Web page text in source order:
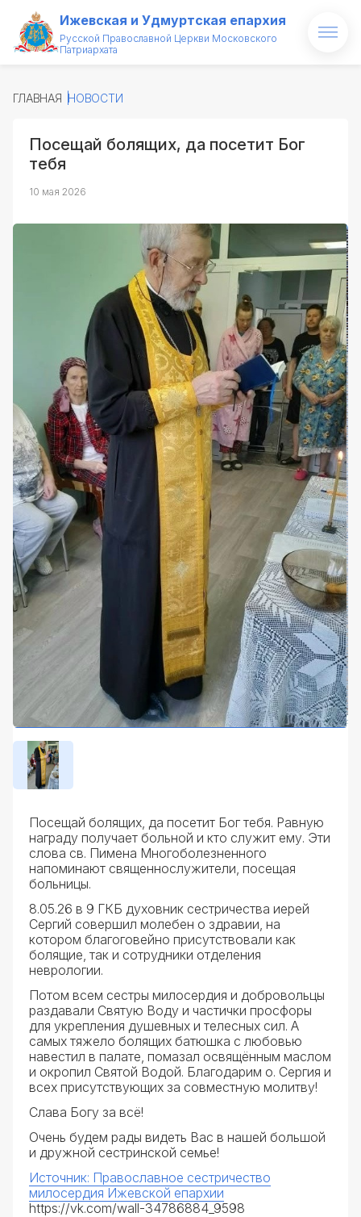
Ижевская и Удмуртская епархия
Русской Православной Церкви Московского
Патриархата
О епархии
Архипастырь
Святые и святыни
Контакты
ГЛАВНАЯ НОВОСТИ
Посещай болящих, да посетит Бог
тебя
10 мая 2026
Посещай болящих, да посетит Бог тебя. Равную
награду получает больной и кто служит ему. Эти
слова св. Пимена Многоболезненного
напоминают священнослужители, посещая
больницы.
8.05.26 в 9 ГКБ духовник сестричества иерей
Сергий совершил молебен о здравии, на
котором благоговейно присутствовали как
болящие, так и сотрудники отделения
неврологии.
Потом всем сестры милосердия и добровольцы
раздавали Святую Воду и частички просфоры
для укрепления душевных и телесных сил. А
самых тяжело болящих батюшка с любовью
навестил в палате, помазал освящённым маслом
и окропил Святой Водой. Благодарим о. Сергия и
всех присутствующих за совместную молитву!
Слава Богу за всё!
Очень будем рады видеть Вас в нашей большой
и дружной сестринской семье!
Источник: Православное сестричество
милосердия Ижевской епархии
https://vk.com/wall-34786884_9598